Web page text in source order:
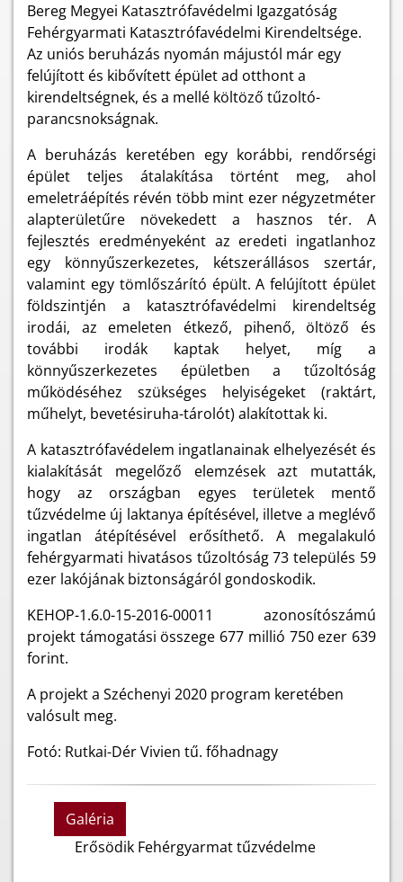
Bereg Megyei Katasztrófavédelmi Igazgatóság
Fehérgyarmati Katasztrófavédelmi Kirendeltsége.
Az uniós beruházás nyomán májustól már egy
felújított és kibővített épület ad otthont a
kirendeltségnek, és a mellé költöző tűzoltó-
parancsnokságnak.
A beruházás keretében egy korábbi, rendőrségi
épület teljes átalakítása történt meg, ahol
emeletráépítés révén több mint ezer négyzetméter
alapterületűre növekedett a hasznos tér. A
fejlesztés eredményeként az eredeti ingatlanhoz
egy könnyűszerkezetes, kétszerállásos szertár,
valamint egy tömlőszárító épült. A felújított épület
földszintjén a katasztrófavédelmi kirendeltség
irodái, az emeleten étkező, pihenő, öltöző és
további irodák kaptak helyet, míg a
könnyűszerkezetes épületben a tűzoltóság
működéséhez szükséges helyiségeket (raktárt,
műhelyt, bevetésiruha-tárolót) alakítottak ki.
A katasztrófavédelem ingatlanainak elhelyezését és
kialakítását megelőző elemzések azt mutatták,
hogy az országban egyes területek mentő
tűzvédelme új laktanya építésével, illetve a meglévő
ingatlan átépítésével erősíthető. A megalakuló
fehérgyarmati hivatásos tűzoltóság 73 település 59
ezer lakójának biztonságáról gondoskodik.
KEHOP-1.6.0-15-2016-00011 azonosítószámú
projekt támogatási összege 677 millió 750 ezer 639
forint.
A projekt a Széchenyi 2020 program keretében
valósult meg.
Fotó: Rutkai-Dér Vivien tű. főhadnagy
Galéria
Erősödik Fehérgyarmat tűzvédelme